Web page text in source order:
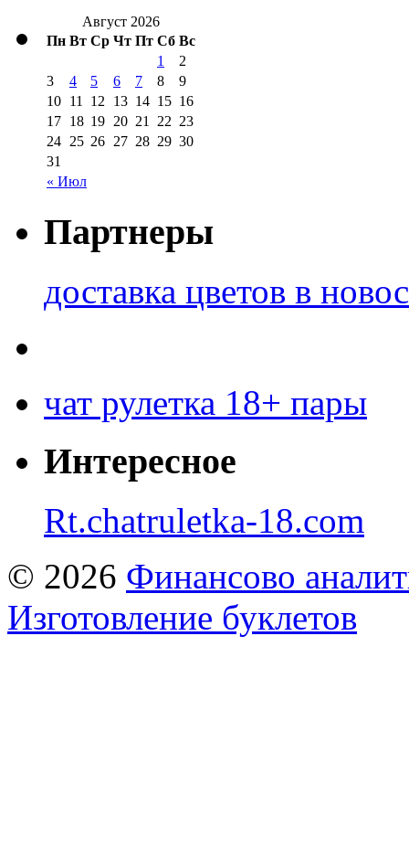
Август 2026
Пн Вт Ср Чт Пт Сб Вс
« Июл
1
2
3
4 5 6 7 8
9
10 11 12 13 14 15 16
17 18 19 20 21 22 23
24 25 26 27 28 29 30
31
Партнеры
доставка цветов в
чат рулетка 18+ пары
Интересное
Rt.chatruletka-18.com
© 2026 Финансово
Изготовление буклетов